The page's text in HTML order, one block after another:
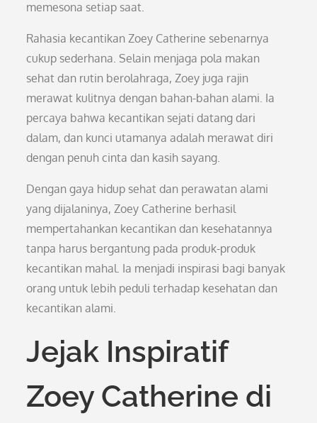
memesona setiap saat.
Rahasia kecantikan Zoey Catherine sebenarnya
cukup sederhana. Selain menjaga pola makan
sehat dan rutin berolahraga, Zoey juga rajin
merawat kulitnya dengan bahan-bahan alami. Ia
percaya bahwa kecantikan sejati datang dari
dalam, dan kunci utamanya adalah merawat diri
dengan penuh cinta dan kasih sayang.
Dengan gaya hidup sehat dan perawatan alami
yang dijalaninya, Zoey Catherine berhasil
mempertahankan kecantikan dan kesehatannya
tanpa harus bergantung pada produk-produk
kecantikan mahal. Ia menjadi inspirasi bagi banyak
orang untuk lebih peduli terhadap kesehatan dan
kecantikan alami.
Jejak Inspiratif
Zoey Catherine di